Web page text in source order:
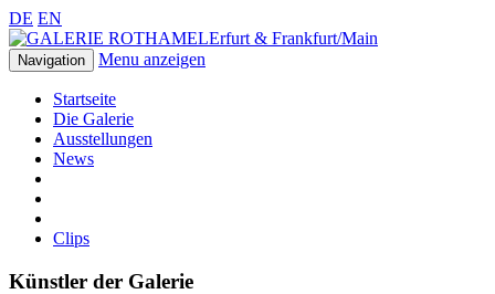
DE EN
Erfurt & Frankfurt/Main
Navigation Menu anzeigen
Startseite
Die Galerie
Ausstellungen
News
Clips
Künstler der Galerie